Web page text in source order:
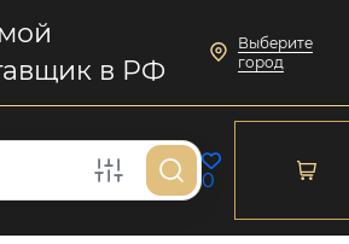
в РФ
Выберите
город
0